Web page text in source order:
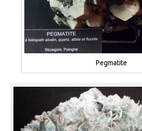
Pegmatite